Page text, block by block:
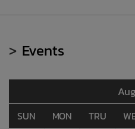
> Events
SUN MON TRU